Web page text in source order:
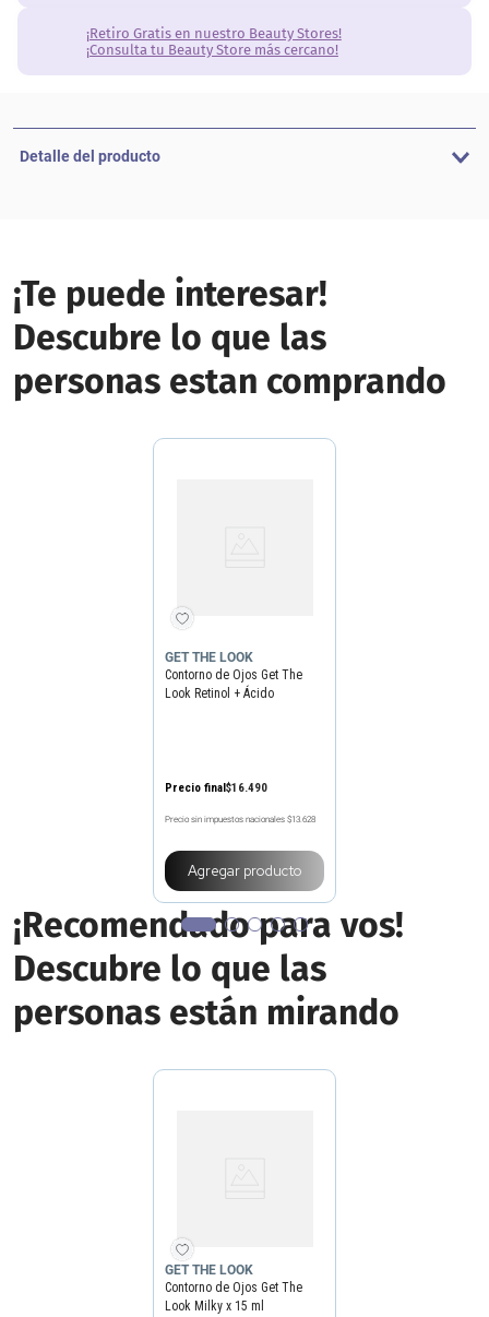
¡Retiro Gratis en nuestro Beauty Stores!
¡Consulta tu Beauty Store más cercano!
Detalle del producto
¡Te puede interesar!
Descubre lo que las
personas estan comprando
GET THE LOOK
Contorno de Ojos Get The
Look Retinol + Ácido
Precio final$16.490
Precio sin impuestos nacionales $13.628
Agregar producto
¡Recomendado para vos!
Descubre lo que las
personas están mirando
GET THE LOOK
Contorno de Ojos Get The
Look Milky x 15 ml